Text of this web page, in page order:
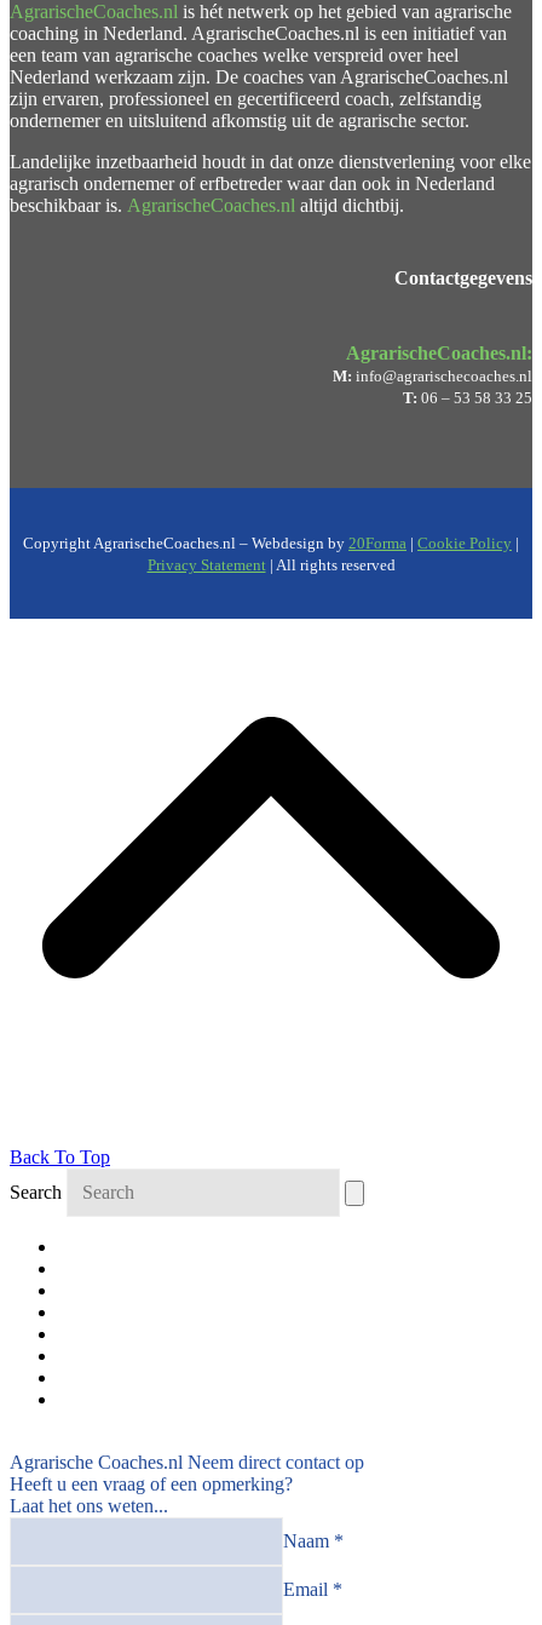
AgrarischeCoaches.nl is hét netwerk op het gebied van agrarische
coaching in Nederland. AgrarischeCoaches.nl is een initiatief van
een team van agrarische coaches welke verspreid over heel
Nederland werkzaam zijn. De coaches van AgrarischeCoaches.nl
zijn ervaren, professioneel en gecertificeerd coach, zelfstandig
ondernemer en uitsluitend afkomstig uit de agrarische sector.
Landelijke inzetbaarheid houdt in dat onze dienstverlening voor elke
agrarisch ondernemer of erfbetreder waar dan ook in Nederland
beschikbaar is. AgrarischeCoaches.nl altijd dichtbij.
Contactgegevens
AgrarischeCoaches.nl:
M: info@agrarischecoaches.nl
T: 06 – 53 58 33 25
Copyright AgrarischeCoaches.nl – Webdesign by 20Forma | Cookie Policy |
Privacy Statement| All rights reserved
Back To Top
Search
Agrarische Coaches.nl Neem direct contact op
Heeft u een vraag of een opmerking?
Laat het ons weten...
Naam *
Email *